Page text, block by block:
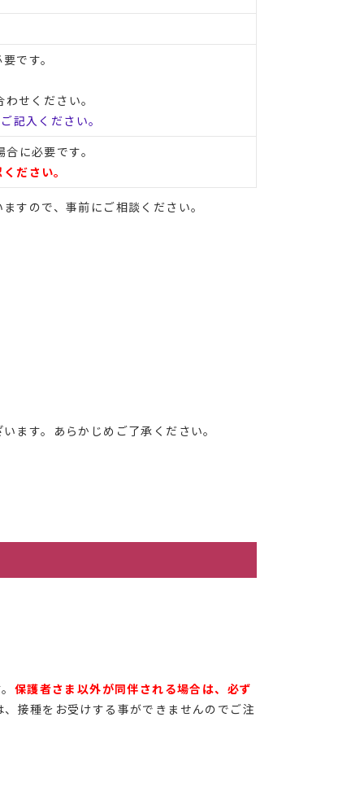
です。
せください。
記入ください。
に必要です。
ださい。
すので、事前にご相談ください。
ます。あらかじめご了承ください。
保護者さま以外が同伴される場合は、必ず
接種をお受けする事ができませんのでご注